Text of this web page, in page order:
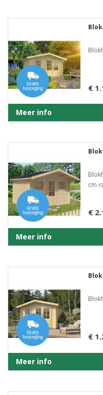
€
Meer info
cm
€
Meer info
€
Meer info